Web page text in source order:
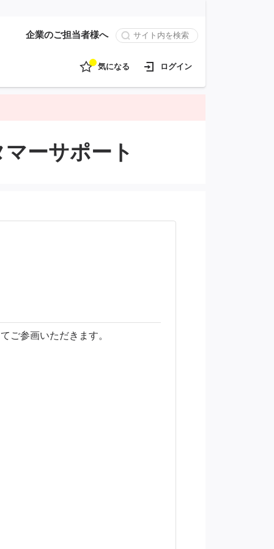
企業のご担当者様へ
気になる ログイン
ーサポート
ご参画いただきます。